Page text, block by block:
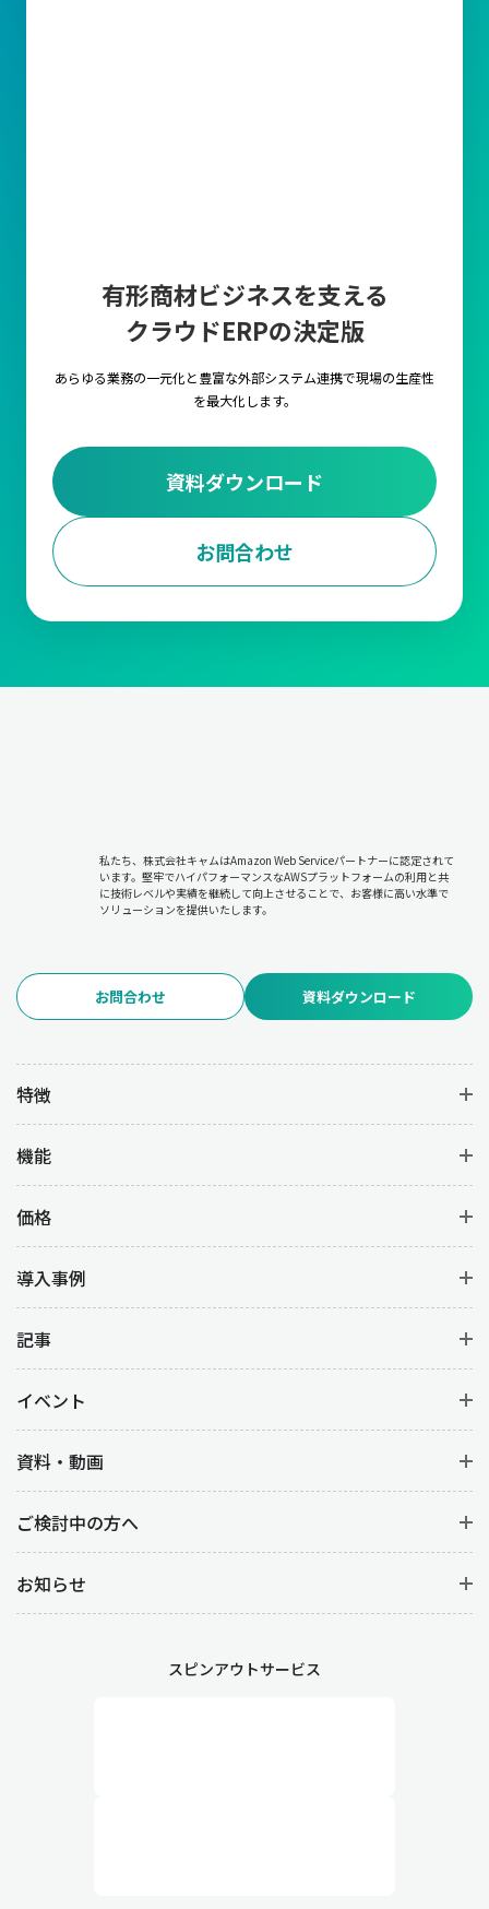
有形商材ビジネスを支える
クラウドERPの決定版
あらゆる業務の一元化と豊富な外部システム連携で現場の生産性
を最大化します。
資料ダウンロード
お問合わせ
私たち、株式会社キャムはAmazon Web Serviceパートナーに認定されて
います。堅牢でハイパフォーマンスなAWSプラットフォームの利用と共
に技術レベルや実績を継続して向上させることで、お客様に高い水準で
ソリューションを提供いたします。
お問合わせ 資料ダウンロード
特徴
機能
価格
導入事例
記事
イベント
資料・動画
ご検討中の方へ
お知らせ
スピンアウトサービス